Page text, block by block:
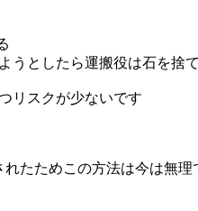
うとしたら運搬役は石を捨
リスクが少ないです
れたためこの方法は今は無理